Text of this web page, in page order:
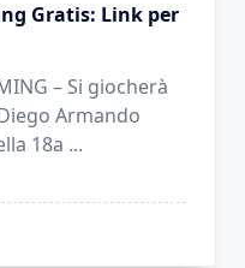
Gratis: Link per
– Si giocherà
Armando
18a ...